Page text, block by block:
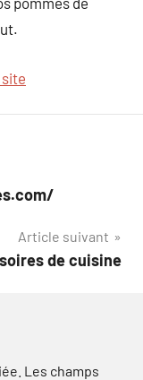
Article suivant
de cuisine
Les champs